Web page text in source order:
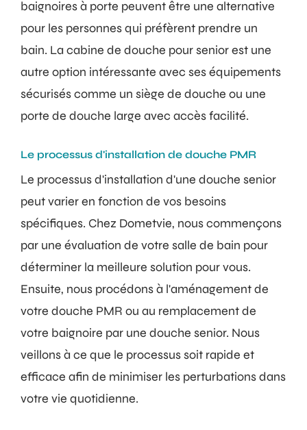
baignoires à porte peuvent être une alternative
pour les personnes qui préfèrent prendre un
bain. La cabine de douche pour senior est une
autre option intéressante avec ses équipements
sécurisés comme un siège de douche ou une
porte de douche large avec accès facilité.
Le processus d'installation de douche PMR
Le processus d'installation d'une douche senior
peut varier en fonction de vos besoins
spécifiques. Chez Dometvie, nous commençons
par une évaluation de votre salle de bain pour
déterminer la meilleure solution pour vous.
Ensuite, nous procédons à l'aménagement de
votre douche PMR ou au remplacement de
votre baignoire par une douche senior. Nous
veillons à ce que le processus soit rapide et
efficace afin de minimiser les perturbations dans
votre vie quotidienne.